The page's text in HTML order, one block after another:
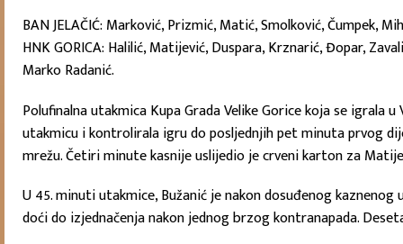
BAN JELAČIĆ: Marković, Prizmić, Matić, Smolković, Čumpek,
HNK GORICA: Halilić, Matijević, Duspara, Krznarić, Đopar,
Marko Radanić.
Polufinalna utakmica Kupa Grada Velike Gorice koja se
utakmicu i kontrolirala igru do posljednjih pet minuta prvog
mrežu. Četiri minute kasnije uslijedio je crveni karton za
U 45. minuti utakmice, Bužanić je nakon dosuđenog
doći do izjednačenja nakon jednog brzog kontranapada.